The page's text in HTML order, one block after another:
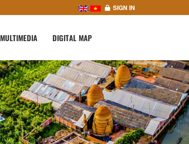
SIGN IN
MULTIMEDIA DIGITAL MAP